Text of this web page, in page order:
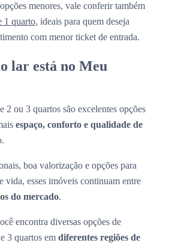
menores, vale conferir também
1 quarto, ideais para quem deseja
com menor ticket de entrada.
lar está no Meu
2 ou 3 quartos são excelentes opções
espaço, conforto e qualidade de
boa valorização e opções para
vida, esses imóveis continuam entre
do mercado.
encontra diversas opções de
3 quartos em diferentes regiões de